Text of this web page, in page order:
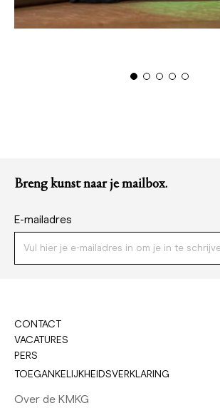
Breng kunst naar je mailbox.
E-mailadres
CONTACT
VACATURES
PERS
TOEGANKELIJKHEIDSVERKLARING
Over de KMKG